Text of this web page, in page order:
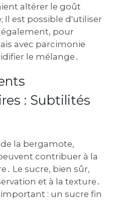
altérer le goût
Il est possible d'utiliser
pour
avec parcimonie
le mélange․
: Subtilités
la bergamote,
contribuer à la
Le sucre, bien sûr,
et à la texture․
: un sucre fin